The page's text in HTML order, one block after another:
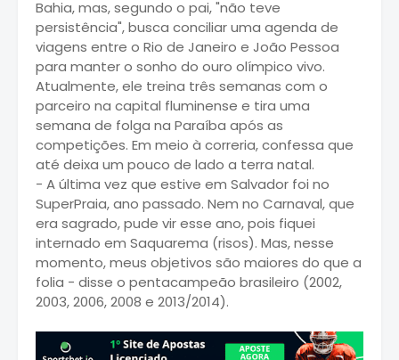
Bahia, mas, segundo o pai, "não teve
persistência", busca conciliar uma agenda de
viagens entre o Rio de Janeiro e João Pessoa
para manter o sonho do ouro olímpico vivo.
Atualmente, ele treina três semanas com o
parceiro na capital fluminense e tira uma
semana de folga na Paraíba após as
competições. Em meio à correria, confessa que
até deixa um pouco de lado a terra natal.
- A última vez que estive em Salvador foi no
SuperPraia, ano passado. Nem no Carnaval, que
era sagrado, pude vir esse ano, pois fiquei
internado em Saquarema (risos). Mas, nesse
momento, meus objetivos são maiores do que a
folia - disse o pentacampeão brasileiro (2002,
2003, 2006, 2008 e 2013/2014).